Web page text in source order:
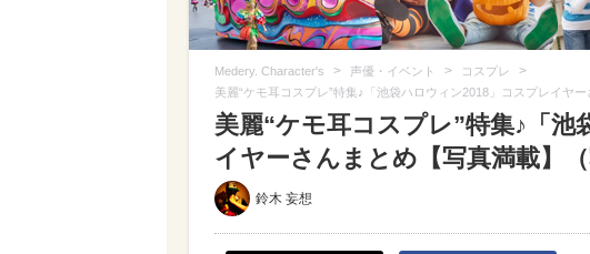
Medery. Character's > 声優・イベント > コスプレ >
美麗“ケモ耳コスプレ”特集♪「池袋ハロウィン2018」コスプレイヤー
美麗“ケモ耳コスプレ”特集♪「
イヤーさんまとめ【写真満載】（
鈴木 妄想